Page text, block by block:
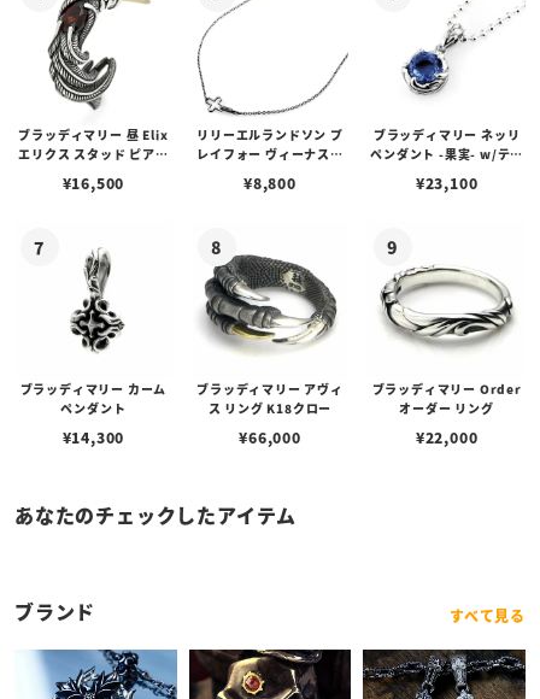
ブラッディマリー 昼 Elix
エリクス スタッド ピアス
¥16,500
リリーエルランドソン プ
レイフォー ヴィーナスチ
¥8,800
ブラッディマリー ネッリ
ペンダント -果実- w/ティ
¥23,100
ブラッディマリー カーム
ペンダント
¥14,300
ブラッディマリー アヴィ
ス リング K18クロー
¥66,000
ブラッディマリー Order
オーダー リング
¥22,000
あなたのチェックしたアイテム
ブランド すべて見る